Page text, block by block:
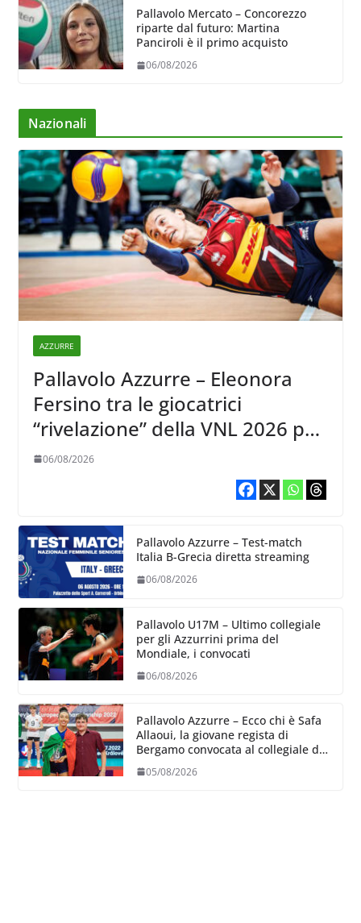
Pallavolo Mercato – Concorezzo
riparte dal futuro: Martina
Panciroli è il primo acquisto
06/08/2026
Nazionali
AZZURRE
Pallavolo Azzurre – Eleonora
Fersino tra le giocatrici
“rivelazione” della VNL 2026 per
Volleyball World
06/08/2026
Pallavolo Azzurre – Test-match
Italia B-Grecia diretta streaming
06/08/2026
Pallavolo U17M – Ultimo collegiale
per gli Azzurrini prima del
Mondiale, i convocati
06/08/2026
Pallavolo Azzurre – Ecco chi è Safa
Allaoui, la giovane regista di
Bergamo convocata al collegiale di
05/08/2026